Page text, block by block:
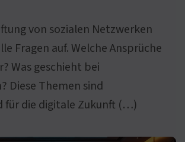
von sozialen Netzwerken
Fragen auf. Welche Ansprüche
Was geschieht bei
Diese Themen sind
für die digitale Zukunft (…)